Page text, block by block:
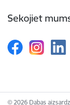
Sekojiet
© 2026 Dabas